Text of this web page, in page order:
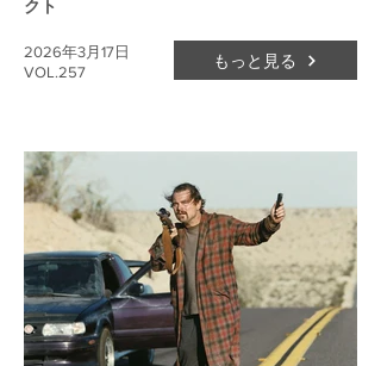
クト
VOL.257
2026年3月17日 もっと見る